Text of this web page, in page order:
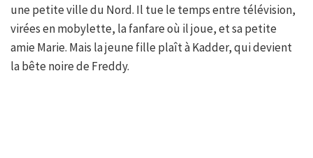
une petite ville du Nord. Il tue le temps entre télévision,
virées en mobylette, la fanfare où il joue, et sa petite
amie Marie. Mais la jeune fille plaît à Kadder, qui devient
la bête noire de Freddy.